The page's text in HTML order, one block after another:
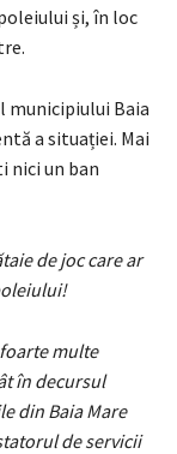
și, în loc
municipiului Baia
a situației. Mai
nici un ban
de joc care ar
multe
în decursul
din Baia Mare
de servicii